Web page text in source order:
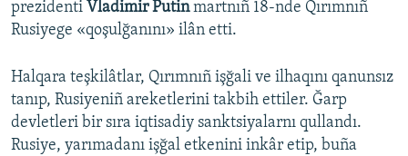
prezidenti Vladimir Putinmartnıñ 18-nde Qırımnıñ
Rusiyege «qoşulğanını» ilân etti.
Halqara teşkilâtlar, Qırımnıñ işğali ve ilhaqını qanunsız
tanıp, Rusiyeniñ areketlerini takbih ettiler. Ğarp
devletleri bir sıra iqtisadiy sanktsiyalarnı qullandı.
Rusiye, yarımadanı işğal etkenini inkâr etip, buña